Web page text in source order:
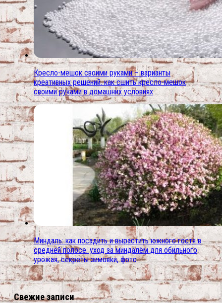
Кресло-мешок своими руками – варианты
креативных решений. как сшить кресло-мешок
своими руками в домашних условиях
Миндаль: как посадить и вырастить южного гостя в
средней полосе. уход за миндалём для обильного
урожая, секреты зимовки, фото
Свежие записи